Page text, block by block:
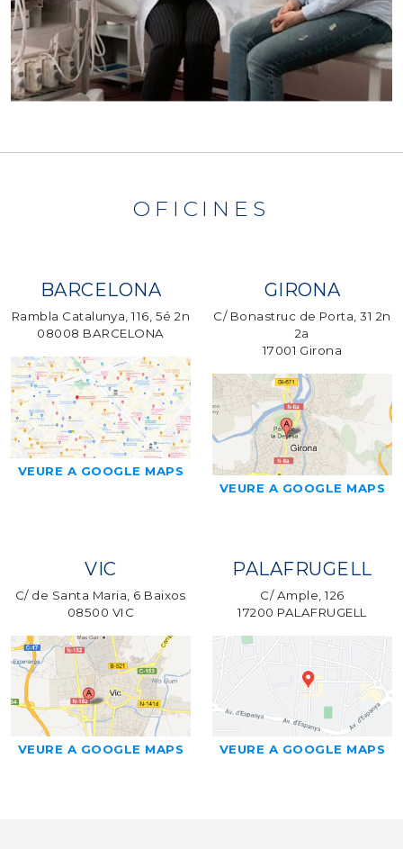
OFICINES
BARCELONA
Rambla Catalunya, 116, 5é 2n
08008 BARCELONA
VEURE A GOOGLE MAPS
GIRONA
C/ Bonastruc de Porta, 31 2n
2a
17001 Girona
VEURE A GOOGLE MAPS
VIC
C/ de Santa Maria, 6 Baixos
08500 VIC
VEURE A GOOGLE MAPS
PALAFRUGELL
C/ Ample, 126
17200 PALAFRUGELL
VEURE A GOOGLE MAPS